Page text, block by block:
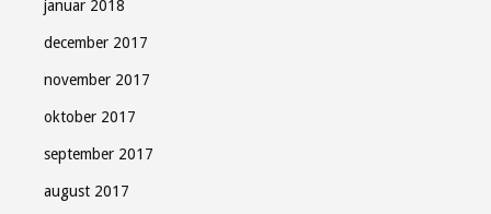
januar 2018
december 2017
november 2017
oktober 2017
september 2017
august 2017